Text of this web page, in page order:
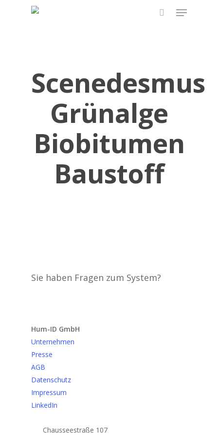
Menu
Scenedesmus
Grünalge
Biobitumen
Baustoff
Sie haben Fragen zum System?
Hum-ID GmbH
Unternehmen
Presse
AGB
Datenschutz
Impressum
LinkedIn
Chausseestraße 107